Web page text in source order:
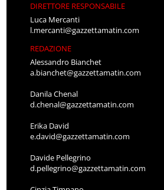
DIRETTORE RESPONSABILE
Luca Mercanti
l.mercanti@gazzettamatin.com
REDAZIONE
Alessandro Bianchet
a.bianchet@gazzettamatin.com
Danila Chenal
d.chenal@gazzettamatin.com
Erika David
e.david@gazzettamatin.com
Davide Pellegrino
d.pellegrino@gazzettamatin.com